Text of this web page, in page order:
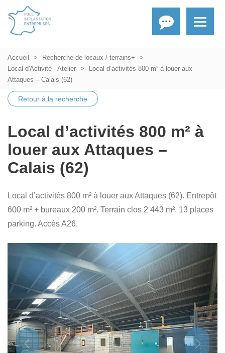
Accueil
Recherche de locaux / terrains+
Local d'Activité - Atelier
Local d’activités 800 m² à louer aux
Attaques – Calais (62)
Retour à la recherche
Local d’activités 800 m² à
louer aux Attaques –
Calais (62)
Local d’activités 800 m² à louer aux Attaques (62). Entrepôt
600 m² + bureaux 200 m². Terrain clos 2 443 m², 13 places
parking. Accès A26.